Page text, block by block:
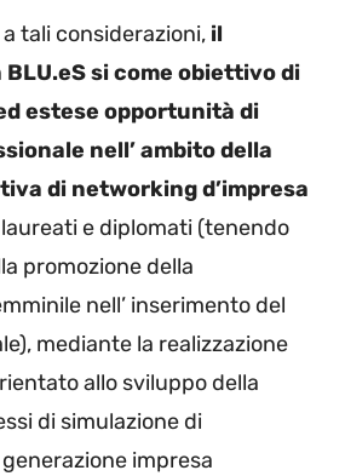
tali considerazioni, il
si come obiettivo di
estese opportunità di
nell’ ambito della
di networking d’impresa
e diplomati (tenendo
promozione della
nell’ inserimento del
mediante la realizzazione
allo sviluppo della
di simulazione di
impresa